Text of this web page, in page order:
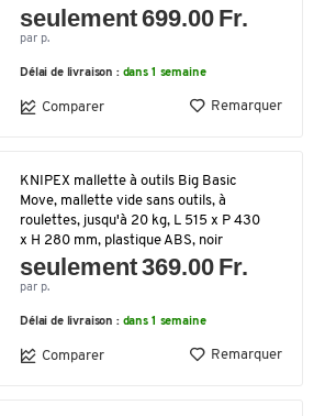
seulement 699.00 Fr.
par p.
Délai de livraison : dans 1 semaine
Comparer Remarquer
KNIPEX mallette à outils Big Basic
Move, mallette vide sans outils, à
roulettes, jusqu'à 20 kg, L 515 x P 430
x H 280 mm, plastique ABS, noir
seulement 369.00 Fr.
par p.
Délai de livraison : dans 1 semaine
Comparer Remarquer